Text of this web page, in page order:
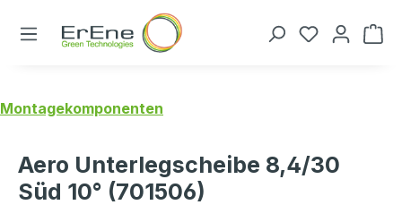
Zum Hauptinhalt springen
Du hast 0
Montagekomponenten
Aero Unterlegscheibe 8,4/30
Süd 10° (701506)